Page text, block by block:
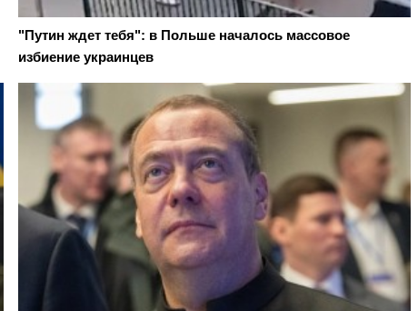
"Путин ждет тебя": в Польше началось массовое
избиение украинцев